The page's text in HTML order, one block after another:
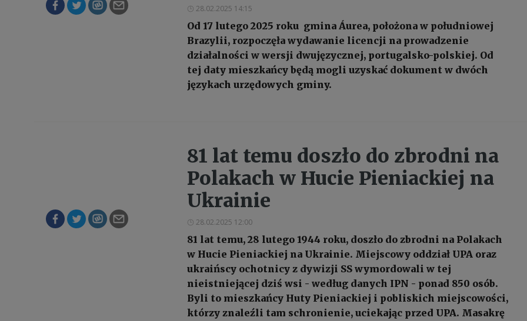
28.02.2025 14:15
Od 17 lutego 2025 roku gmina Áurea, położona w południowej
Brazylii, rozpoczęła wydawanie licencji na prowadzenie
działalności w wersji dwujęzycznej, portugalsko-polskiej. Od
tej daty mieszkańcy będą mogli uzyskać dokument w dwóch
językach urzędowych gminy.
81 lat temu doszło do zbrodni na
Polakach w Hucie Pieniackiej na
Ukrainie
28.02.2025 12:00
81 lat temu, 28 lutego 1944 roku, doszło do zbrodni na Polakach
w Hucie Pieniackiej na Ukrainie. Miejscowy oddział UPA oraz
ukraińscy ochotnicy z dywizji SS wymordowali w tej
nieistniejącej dziś wsi - według danych IPN - ponad 850 osób.
Byli to mieszkańcy Huty Pieniackiej i pobliskich miejscowości,
którzy znaleźli tam schronienie, uciekając przed UPA. Masakrę